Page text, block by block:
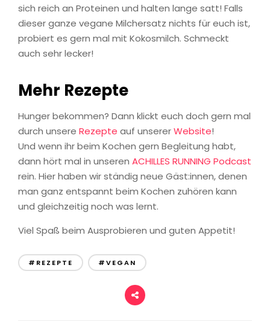
sich reich an Proteinen und halten lange satt! Falls
dieser ganze vegane Milchersatz nichts für euch ist,
probiert es gern mal mit Kokosmilch. Schmeckt
auch sehr lecker!
Mehr Rezepte
Hunger bekommen? Dann klickt euch doch gern mal
durch unsere Rezepte auf unsererWebsite!
Und wenn ihr beim Kochen gern Begleitung habt,
dann hört mal in unseren ACHILLES RUNNING Podcast
rein. Hier haben wir ständig neue Gäst:innen, denen
man ganz entspannt beim Kochen zuhören kann
und gleichzeitig noch was lernt.
Viel Spaß beim Ausprobieren und guten Appetit!
#REZEPTE #VEGAN